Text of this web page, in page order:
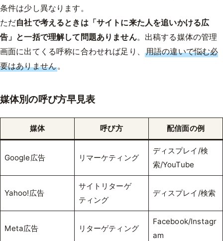
条件は少し異なります。
ただ自社で考えるときは「サイトに来た人を追いかける広
告」と一括で理解して問題ありません。出稿する媒体の管理
画面に出てくる呼称に合わせれば足り、 用語の違いで悩む必
要はありません。
媒体別の呼び方早見表
媒体 呼び方 配信面の例
Google広告 リマーケティング
ディスプレイ/検
索/YouTube
Yahoo!広告
サイトリターゲ
ティング
ディスプレイ/検索
Meta広告 リターゲティング
Facebook/Instagr
am